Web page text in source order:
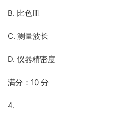
B. 比色皿
C. 测量波长
D. 仪器精密度
满分：10 分
4.